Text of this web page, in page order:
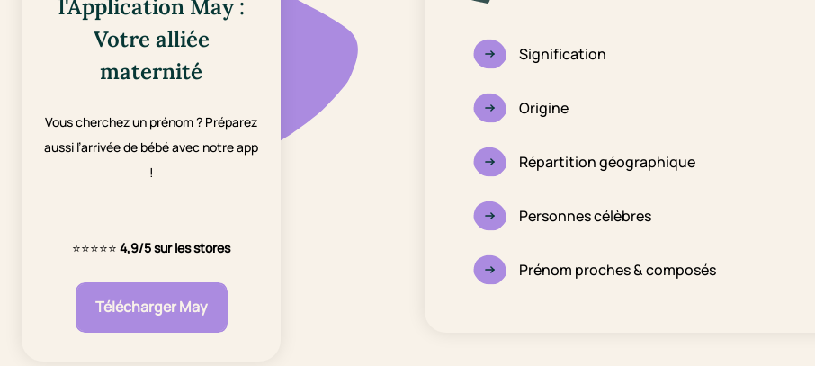
l'Application May :
Votre alliée
maternité
Vous cherchez un prénom ? Préparez
aussi l’arrivée de bébé avec notre app
!
⭐⭐⭐⭐⭐ 4,9/5 sur les stores
Télécharger May
Signification
Origine
Répartition géographique
Personnes célèbres
Prénom proches & composés